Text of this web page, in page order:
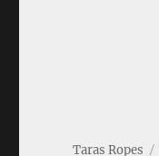
Taras Ropes